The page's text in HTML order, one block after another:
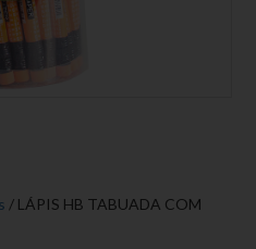
/ LÁPIS HB TABUADA COM